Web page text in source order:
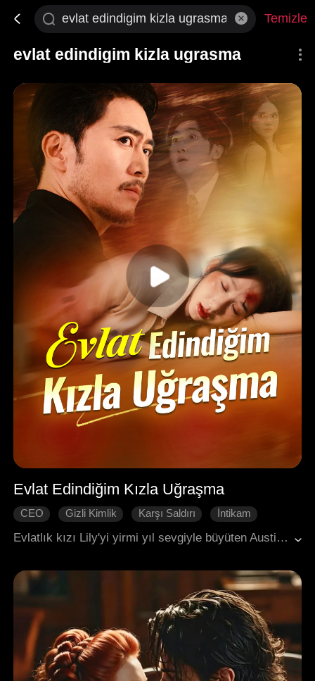
Temizle
evlat edindigim kizla ugrasma
Evlat Edindiğim Kızla Uğraşma
CEO Gizli Kimlik Karşı Saldırı
İntikam
Evlatlık kızı Lily'yi yirmi yıl sevgiyle büyüten Austin'den sonra, Lily öz ailesini buldu ancak onlar, ailenin evlatlık kızı Lillian ve oğulları Gavin tarafından istismar edildi. Austin dönüp gerçeği öğrendi, Lily'yi tek varisi ilan etti ve hepsini ezerek yalanlarını ortaya çıkardı. Lillian hapse girdi, evlatlık ailesi ise sefil bir şekilde dilenmeye mahkûm oldu.